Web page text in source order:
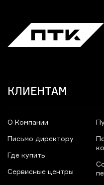
КЛИЕНТАМ
О Компании
Письмо директору
Где купить
Сервисные центры